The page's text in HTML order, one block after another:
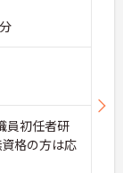
員初任者研
格の方は応